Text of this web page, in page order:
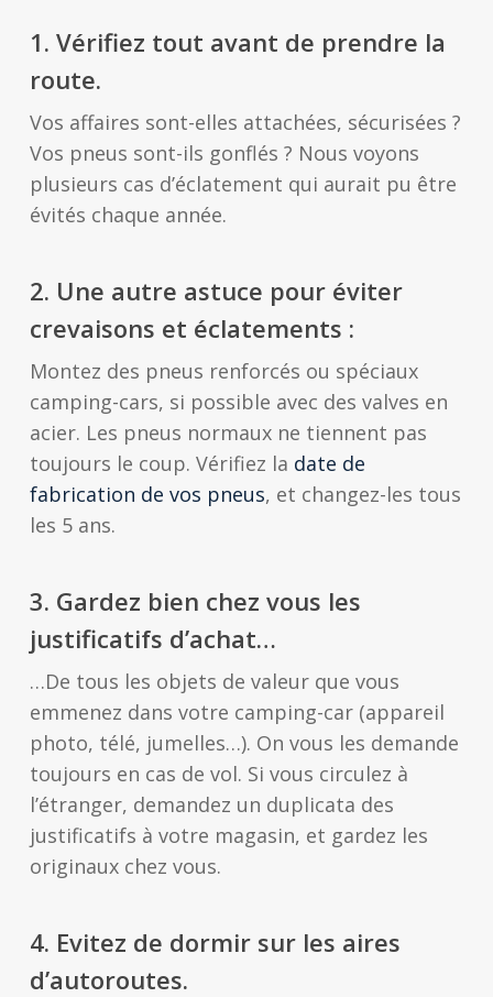
1. Vérifiez tout avant de prendre la
route.
Vos affaires sont-elles attachées, sécurisées ?
Vos pneus sont-ils gonflés ? Nous voyons
plusieurs cas d’éclatement qui aurait pu être
évités chaque année.
2. Une autre astuce pour éviter
crevaisons et éclatements :
Montez des pneus renforcés ou spéciaux
camping-cars, si possible avec des valves en
acier. Les pneus normaux ne tiennent pas
toujours le coup. Vérifiez la date de
fabrication de vos pneus, et changez-les tous
les 5 ans.
3. Gardez bien chez vous les
justificatifs d’achat…
…De tous les objets de valeur que vous
emmenez dans votre camping-car (appareil
photo, télé, jumelles…). On vous les demande
toujours en cas de vol. Si vous circulez à
l’étranger, demandez un duplicata des
justificatifs à votre magasin, et gardez les
originaux chez vous.
4. Evitez de dormir sur les aires
d’autoroutes.